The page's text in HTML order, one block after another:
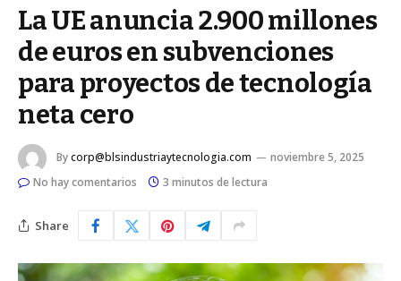
La UE anuncia 2.900 millones
de euros en subvenciones
para proyectos de tecnología
neta cero
Bycorp@blsindustriaytecnologia.com
noviembre 5, 2025
No hay comentarios
3 minutos de lectura
Share